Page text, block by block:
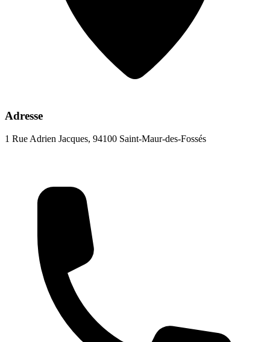
Adresse
1 Rue Adrien Jacques, 94100 Saint-Maur-des-Fossés